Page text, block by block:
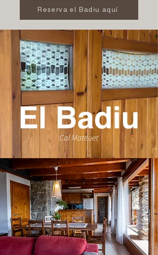
Reserva el Badiu aquí